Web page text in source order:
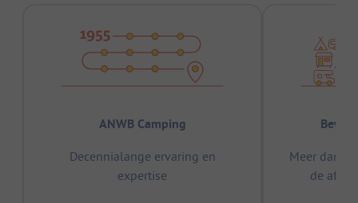
ANWB Camping
Decennialange ervaring en
expertise
Meer dan
de